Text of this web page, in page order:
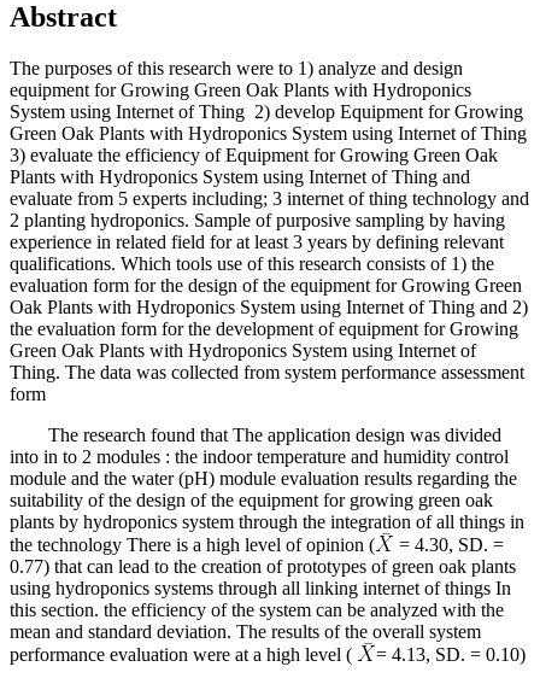
Abstract
The purposes of this research were to 1) analyze and design
equipment for Growing Green Oak Plants with Hydroponics
System using Internet of Thing 2) develop Equipment for Growing
Green Oak Plants with Hydroponics System using Internet of Thing
3) evaluate the efficiency of Equipment for Growing Green Oak
Plants with Hydroponics System using Internet of Thing and
evaluate from 5 experts including; 3 internet of thing technology and
2 planting hydroponics. Sample of purposive sampling by having
experience in related field for at least 3 years by defining relevant
qualifications. Which tools use of this research consists of 1) the
evaluation form for the design of the equipment for Growing Green
Oak Plants with Hydroponics System using Internet of Thing and 2)
the evaluation form for the development of equipment for Growing
Green Oak Plants with Hydroponics System using Internet of
Thing. The data was collected from system performance assessment
form
The research found that The application design was divided
into in to 2 modules : the indoor temperature and humidity control
module and the water (pH) module evaluation results regarding the
suitability of the design of the equipment for growing green oak
plants by hydroponics system through the integration of all things in
the technology There is a high level of opinion (
= 4.30, SD. =
0.77) that can lead to the creation of prototypes of green oak plants
using hydroponics systems through all linking internet of things In
this section. the efficiency of the system can be analyzed with the
mean and standard deviation. The results of the overall system
performance evaluation were at a high level (
= 4.13, SD. = 0.10)